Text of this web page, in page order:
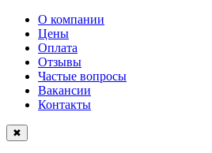
О компании
Цены
Оплата
Отзывы
Частые вопросы
Вакансии
Контакты
✖